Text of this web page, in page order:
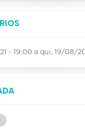
- 19:00 a qui, 19/08/